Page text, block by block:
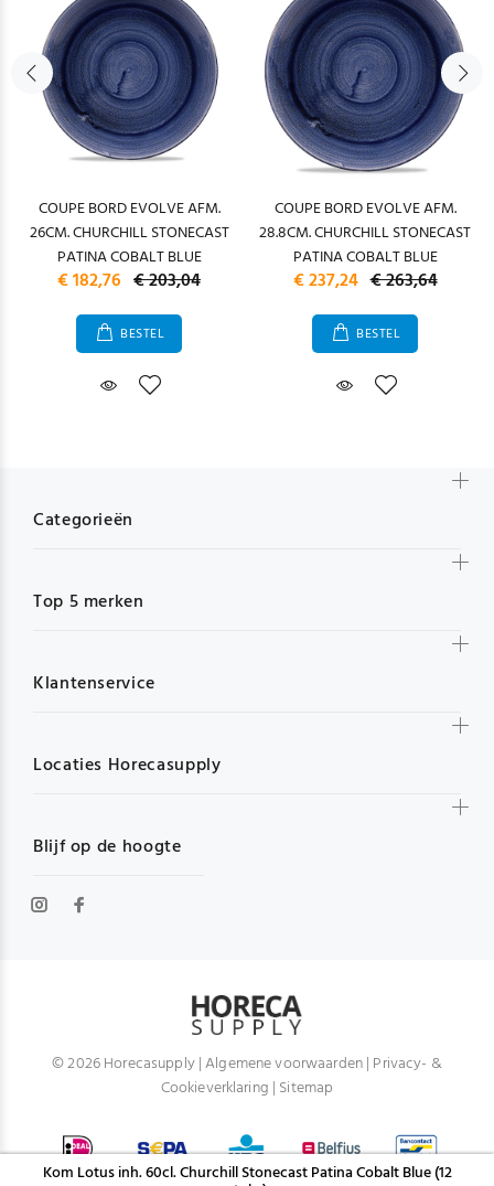
COUPE BORD EVOLVE AFM.
26CM. CHURCHILL STONECAST
PATINA COBALT BLUE
€ 182,76 € 203,04
BESTEL
COUPE BORD EVOLVE AFM.
28.8CM. CHURCHILL STONECAST
PATINA COBALT BLUE
€ 237,24 € 263,64
BESTEL
Kom Lotus inh. 60cl. Churchill Stonecast Patina Cobalt Blue (12
Blijf op de hoogte
Categorieën
Top 5 merken
Klantenservice
Locaties Horecasupply
© 2026 Horecasupply |Algemene voorwaarden| Privacy- &
Cookieverklaring | Sitemap